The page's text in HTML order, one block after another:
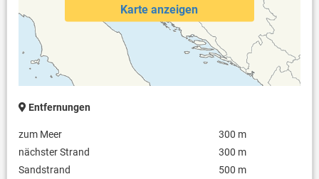
Karte anzeigen
Entfernungen
zum Meer
300 m
nächster Strand
300 m
Sandstrand
500 m